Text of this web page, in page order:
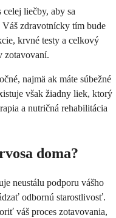
liečby, aby sa
Váš zdravotnícky tím bude
krvné testy a celkový
zotavovaní.
najmä ak máte súbežné
však žiadny liek, ktorý
a nutričná rehabilitácia
doma?
neustálu podporu vášho
odbornú starostlivosť.
váš proces zotavovania,